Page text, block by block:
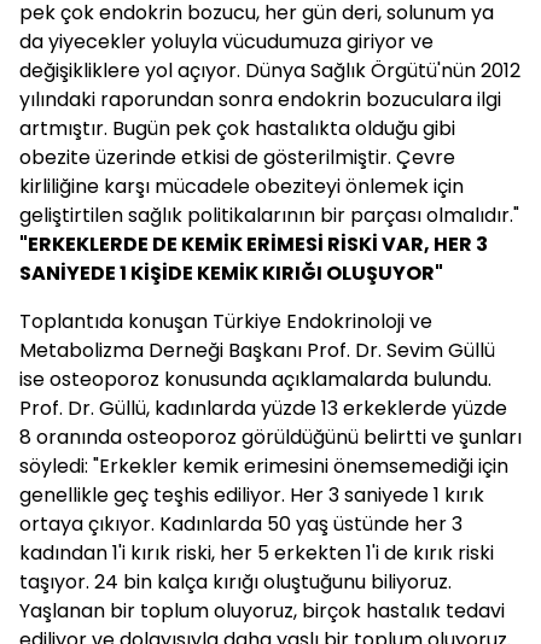
pek çok endokrin bozucu, her gün deri, solunum ya
da yiyecekler yoluyla vücudumuza giriyor ve
değişikliklere yol açıyor. Dünya Sağlık Örgütü'nün 2012
yılındaki raporundan sonra endokrin bozuculara ilgi
artmıştır. Bugün pek çok hastalıkta olduğu gibi
obezite üzerinde etkisi de gösterilmiştir. Çevre
kirliliğine karşı mücadele obeziteyi önlemek için
geliştirtilen sağlık politikalarının bir parçası olmalıdır."
"ERKEKLERDE DE KEMİK ERİMESİ RİSKİ VAR, HER 3
SANİYEDE 1 KİŞİDE KEMİK KIRIĞI OLUŞUYOR"
Toplantıda konuşan Türkiye Endokrinoloji ve
Metabolizma Derneği Başkanı Prof. Dr. Sevim Güllü
ise osteoporoz konusunda açıklamalarda bulundu.
Prof. Dr. Güllü, kadınlarda yüzde 13 erkeklerde yüzde
8 oranında osteoporoz görüldüğünü belirtti ve şunları
söyledi: "Erkekler kemik erimesini önemsemediği için
genellikle geç teşhis ediliyor. Her 3 saniyede 1 kırık
ortaya çıkıyor. Kadınlarda 50 yaş üstünde her 3
kadından 1'i kırık riski, her 5 erkekten 1'i de kırık riski
taşıyor. 24 bin kalça kırığı oluştuğunu biliyoruz.
Yaşlanan bir toplum oluyoruz, birçok hastalık tedavi